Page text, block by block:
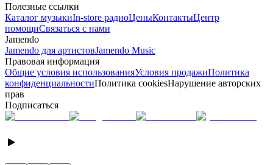
Полезные ссылки
Каталог музыкиIn-store радиоЦеныКонтактыЦентр
помощиСвязаться с нами
Jamendo
Jamendo для артистовJamendo Music
Правовая информация
Общие условия использованияУсловия продажиПолитика
конфиденциальностиПолитика cookiesНарушение авторских
прав
Подписаться